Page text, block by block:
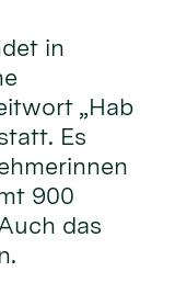
in
„Hab
Es
900
das